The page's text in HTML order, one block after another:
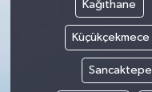
Kağıthane
Küçükçekmece
Sancaktepe